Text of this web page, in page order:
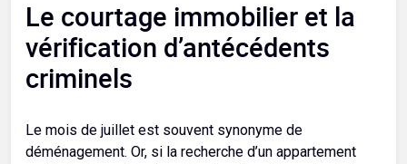
Le courtage immobilier et la
vérification d’antécédents
criminels
Le mois de juillet est souvent synonyme de
déménagement. Or, si la recherche d’un appartement